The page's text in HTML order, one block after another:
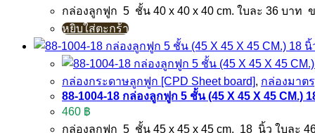
กล่องลูกฟูก 5 ชั้น 40 x 40 x 40 cm. ใบละ 36 บาท
หยิบใส่ตะกร้า
กล่องกระดาษลูกฟูก [CPD Sheet board], กล่องมาต
88-1004-18 กล่องลูกฟูก 5 ชั้น (45 X 45 X 45 CM.)
460 ฿
กล่องลูกฟูก 5 ชั้น 45 x 45 x 45 cm. 18 นิ้ว ใบละ